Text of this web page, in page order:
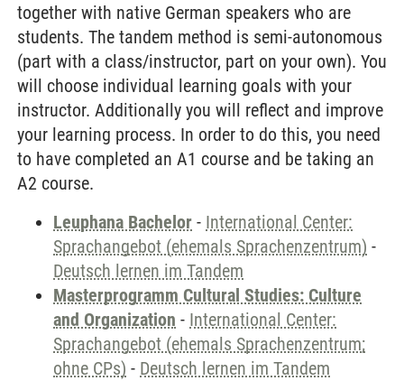
together with native German speakers who are
students. The tandem method is semi-autonomous
(part with a class/instructor, part on your own). You
will choose individual learning goals with your
instructor. Additionally you will reflect and improve
your learning process. In order to do this, you need
to have completed an A1 course and be taking an
A2 course.
Leuphana Bachelor - International Center:
Sprachangebot (ehemals Sprachenzentrum) -
Deutsch lernen im Tandem
Masterprogramm Cultural Studies: Culture
and Organization - International Center:
Sprachangebot (ehemals Sprachenzentrum;
ohne CPs) - Deutsch lernen im Tandem